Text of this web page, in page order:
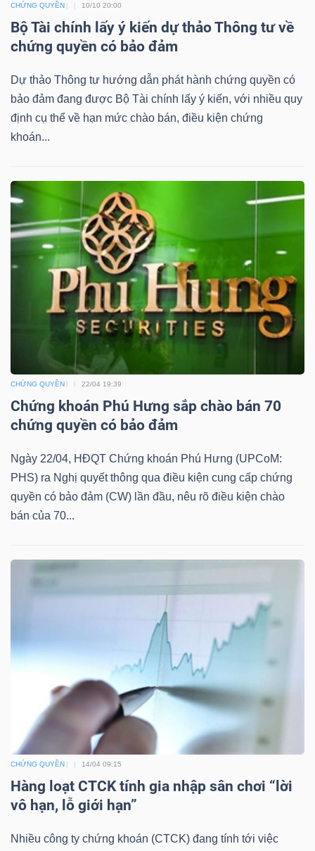
CHỨNG QUYỀN 10/10 20:00
Bộ Tài chính lấy ý kiến dự thảo Thông tư về
chứng quyền có bảo đảm
Dự thảo Thông tư hướng dẫn phát hành chứng quyền có
bảo đảm đang được Bộ Tài chính lấy ý kiến, với nhiều quy
định cụ thể về hạn mức chào bán, điều kiện chứng
khoán...
CHỨNG QUYỀN 22/04 19:39
Chứng khoán Phú Hưng sắp chào bán 70
chứng quyền có bảo đảm
Ngày 22/04, HĐQT Chứng khoán Phú Hưng (UPCoM:
PHS) ra Nghị quyết thông qua điều kiện cung cấp chứng
quyền có bảo đảm (CW) lần đầu, nêu rõ điều kiện chào
bán của 70...
CHỨNG QUYỀN 14/04 09:15
Hàng loạt CTCK tính gia nhập sân chơi “lời
vô hạn, lỗ giới hạn”
Nhiều công ty chứng khoán (CTCK) đang tính tới việc
YẾU
TIÊU
DÙNG
THIẾT
CHĂM
SÓC
SỨC
KHỎE
TÀI
CHÍNH
NGHỆ
VỤ
THÔNG
TIỆN
ÍCH